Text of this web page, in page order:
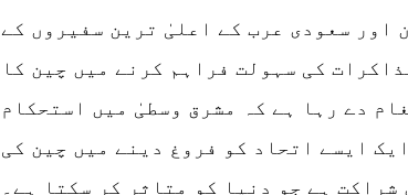
اور سعودی عرب کے اعلیٰ ترین سفیروں کے
کی سہولت فراہم کرنے میں چین کا
دے رہا ہے کہ مشرق وسطیٰ میں استحکام
ایسے اتحاد کو فروغ دینے میں چین کی
شراکت ہے جو دنیا کو متاثر کر سکتا ہے۔